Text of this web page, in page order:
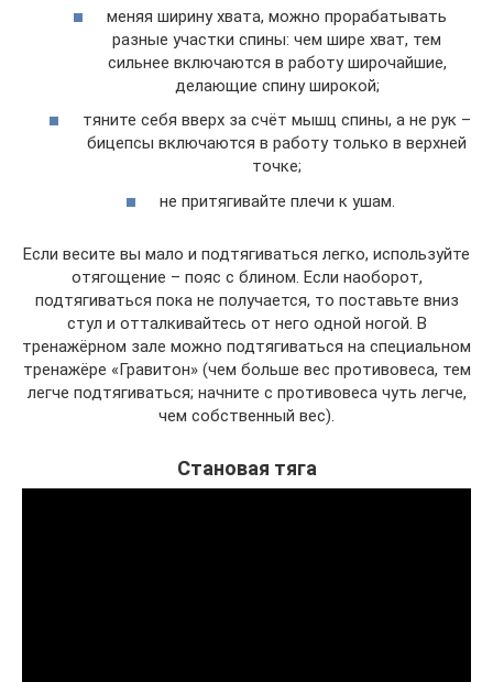
меняя ширину хвата, можно прорабатывать
разные участки спины: чем шире хват, тем
сильнее включаются в работу широчайшие,
делающие спину широкой;
тяните себя вверх за счёт мышц спины, а не рук –
бицепсы включаются в работу только в верхней
точке;
не притягивайте плечи к ушам.
Если весите вы мало и подтягиваться легко, используйте
отягощение – пояс с блином. Если наоборот,
подтягиваться пока не получается, то поставьте вниз
стул и отталкивайтесь от него одной ногой. В
тренажёрном зале можно подтягиваться на специальном
тренажёре «Гравитон» (чем больше вес противовеса, тем
легче подтягиваться; начните с противовеса чуть легче,
чем собственный вес).
Становая тяга